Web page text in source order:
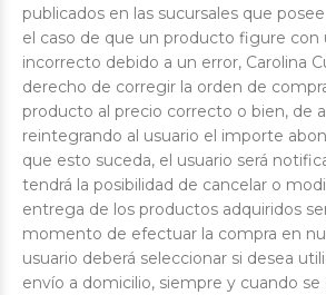
publicados en las sucursales que
el caso de que un producto figure con
incorrecto debido a un error, Carolina
derecho de corregir la orden de
producto al precio correcto o bien, de
reintegrando al usuario el importe
que esto suceda, el usuario será
tendrá la posibilidad de cancelar o
entrega de los productos adquiridos
momento de efectuar la compra en
usuario deberá seleccionar si desea
envío a domicilio, siempre y cuando